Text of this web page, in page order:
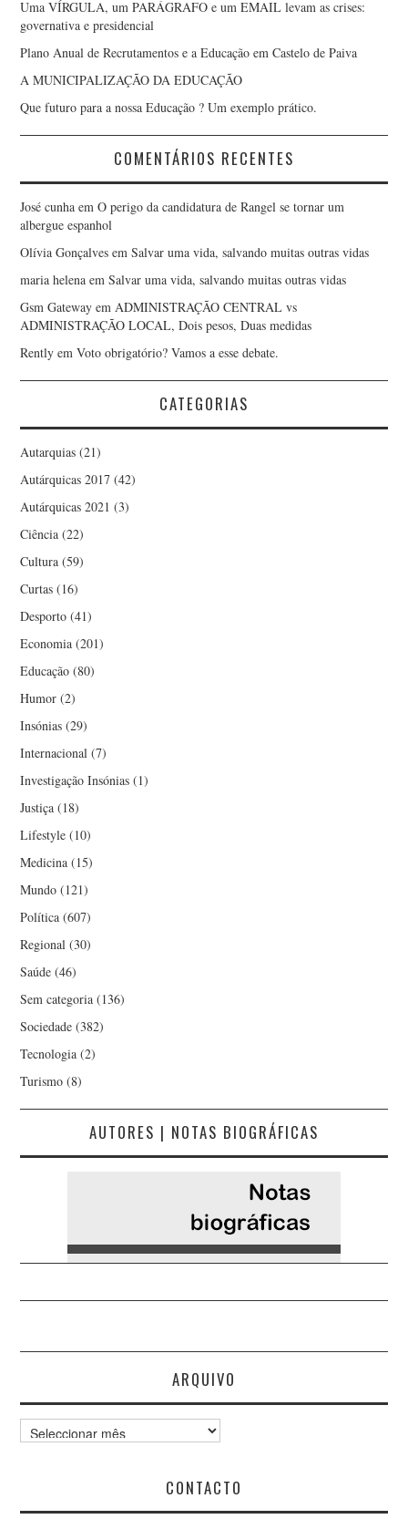
Uma VÍRGULA, um PARÁGRAFO e um EMAIL levam as crises:
governativa e presidencial
Plano Anual de Recrutamentos e a Educação em Castelo de Paiva
A MUNICIPALIZAÇÃO DA EDUCAÇÃO
Que futuro para a nossa Educação ? Um exemplo prático.
COMENTÁRIOS RECENTES
José cunha emO perigo da candidatura de Rangel se tornar um
albergue espanhol
Olívia Gonçalves emSalvar uma vida, salvando muitas outras vidas
maria helena emSalvar uma vida, salvando muitas outras vidas
Gsm Gateway em ADMINISTRAÇÃO CENTRAL vs
ADMINISTRAÇÃO LOCAL, Dois pesos, Duas medidas
Rently emVoto obrigatório? Vamos a esse debate.
CATEGORIAS
Autarquias (21)
Autárquicas 2017 (42)
Autárquicas 2021 (3)
Ciência (22)
Cultura (59)
Curtas (16)
Desporto (41)
Economia (201)
Educação (80)
Humor (2)
Insónias (29)
Internacional (7)
Investigação Insónias (1)
Justiça (18)
Lifestyle (10)
Medicina (15)
Mundo (121)
Política (607)
Regional (30)
Saúde (46)
Sem categoria (136)
Sociedade (382)
Tecnologia (2)
Turismo (8)
AUTORES | NOTAS BIOGRÁFICAS
ARQUIVO
Arquivo
CONTACTO